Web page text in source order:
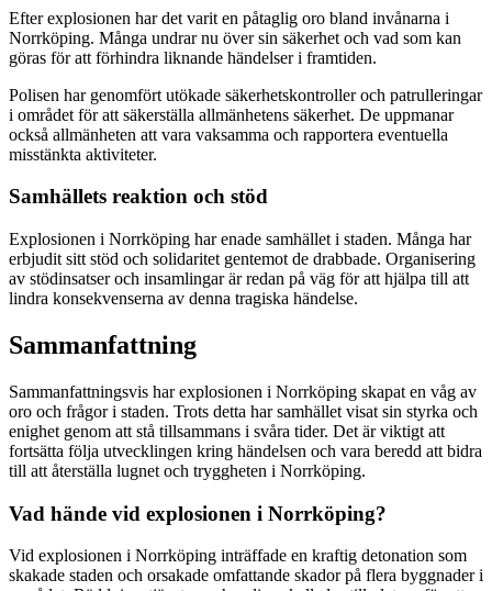
Efter explosionen har det varit en påtaglig oro bland invånarna i
Norrköping. Många undrar nu över sin säkerhet och vad som kan
göras för att förhindra liknande händelser i framtiden.
Polisen har genomfört utökade säkerhetskontroller och patrulleringar
i området för att säkerställa allmänhetens säkerhet. De uppmanar
också allmänheten att vara vaksamma och rapportera eventuella
misstänkta aktiviteter.
Samhällets reaktion och stöd
Explosionen i Norrköping har enade samhället i staden. Många har
erbjudit sitt stöd och solidaritet gentemot de drabbade. Organisering
av stödinsatser och insamlingar är redan på väg för att hjälpa till att
lindra konsekvenserna av denna tragiska händelse.
Sammanfattning
Sammanfattningsvis har explosionen i Norrköping skapat en våg av
oro och frågor i staden. Trots detta har samhället visat sin styrka och
enighet genom att stå tillsammans i svåra tider. Det är viktigt att
fortsätta följa utvecklingen kring händelsen och vara beredd att bidra
till att återställa lugnet och tryggheten i Norrköping.
Vad hände vid explosionen i Norrköping?
Vid explosionen i Norrköping inträffade en kraftig detonation som
skakade staden och orsakade omfattande skador på flera byggnader i